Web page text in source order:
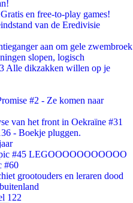
en free-to-play games!
van de Eredivisie
aan om gele zwembroek
slopen, logisch
Alle dikzakken willen op je
#2 - Ze komen naar
van het front in Oekraïne #31
- Boekje pluggen.
#45 LEGOOOOOOOOOOO
#60
grootouders en leraren dood
122